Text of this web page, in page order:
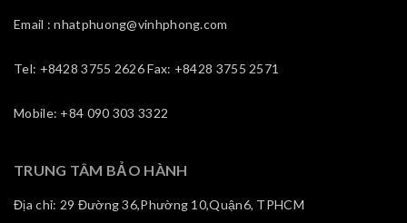
Email : nhatphuong@vinhphong.com
Tel: +8428 3755 2626 Fax: +8428 3755 2571
Mobile: +84 090 303 3322
TRUNG TÂM BẢO HÀNH
Địa chỉ: 29 Đường 36,Phường 10,Quận6, TPHCM